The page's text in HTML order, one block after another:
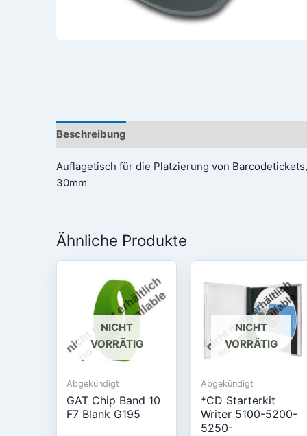
Beschreibung
Auflagetisch für die Platzierung von
30mm
Ähnliche Produkte
NICHT
VORRÄTIG
Abgekündigt
GAT Chip Band 10
F7 Blank G195
NICHT
VORRÄTIG
Abgekündigt
*CD Starterkit
Writer 5100-5200-
5250-